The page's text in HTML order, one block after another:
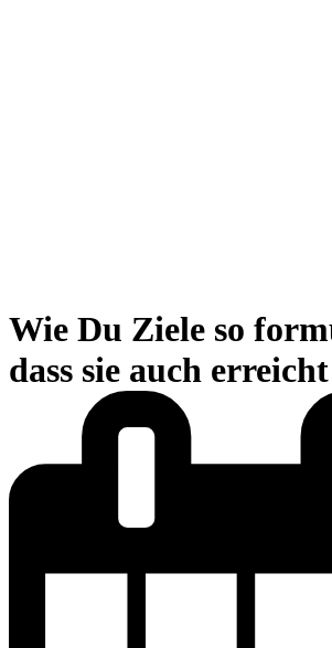
Wie Du Ziele so
dass sie auch